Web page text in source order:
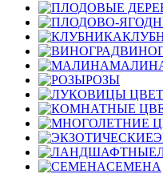
РОЗЫ
СЕМЕНА